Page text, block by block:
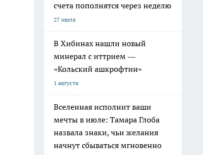
счета пополнятся через неделю
27 июля
В Хибинах нашли новый
минерал с иттрием —
«Кольский ашкрофтин»
1 августа
Вселенная исполнит ваши
мечты в июле: Тамара Глоба
назвала знаки, чьи желания
начнут сбываться мгновенно